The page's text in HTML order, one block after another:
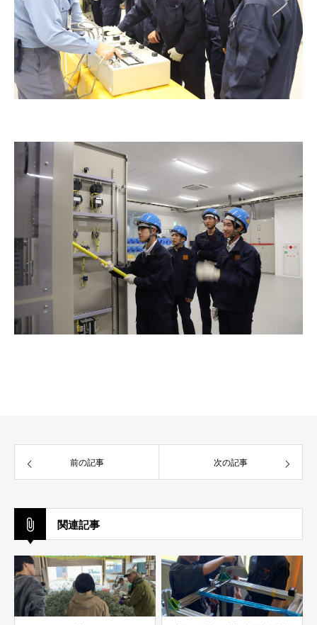
前の記事 次の記事
関連記事